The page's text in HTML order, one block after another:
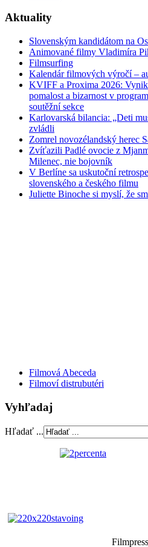
Aktuality
Slovenským kandidátom na
Animované filmy Vladimíra
Filmsurfing
Kalendár filmových výročí –
KVIFF a Proxima 2026:
pomalost a bizarnost v
soutěžní sekce
Karlovarská bilancia: „Deti
zvládli
Zomrel novozélandský herec
Zvíťazili Padlé ovocie z
Milenec, nie bojovník
V Berlíne sa uskutoční
slovenského a českého filmu
Juliette Binoche si myslí, že
Filmová Abeceda
Filmoví distrubutéri
Vyhľadaj
Hľadať ...